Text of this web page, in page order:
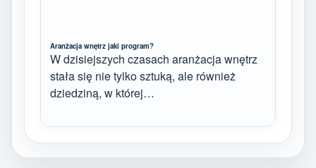
Aranżacja wnętrz jaki program?
W dzisiejszych czasach aranżacja wnętrz
stała się nie tylko sztuką, ale również
dziedziną, w której…